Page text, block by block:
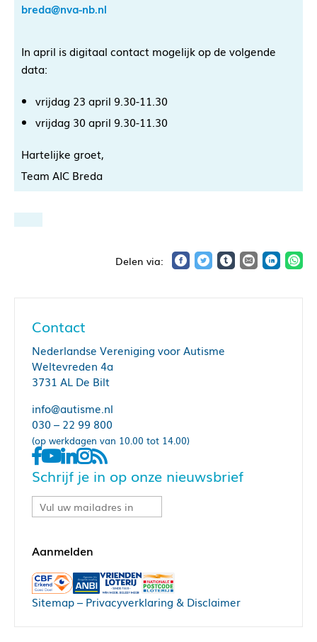
breda@nva-nb.nl
In april is digitaal contact mogelijk op de volgende
data:
vrijdag 23 april 9.30-11.30
vrijdag 30 april 9.30-11.30
Hartelijke groet,
Team AIC Breda
Contact
Nederlandse Vereniging voor Autisme
Weltevreden 4a
3731 AL De Bilt
info@autisme.nl
030 – 22 99 800
(op werkdagen van 10.00 tot 14.00)
Schrijf je in op onze nieuwsbrief
Sitemap– Privacyverklaring & Disclaimer